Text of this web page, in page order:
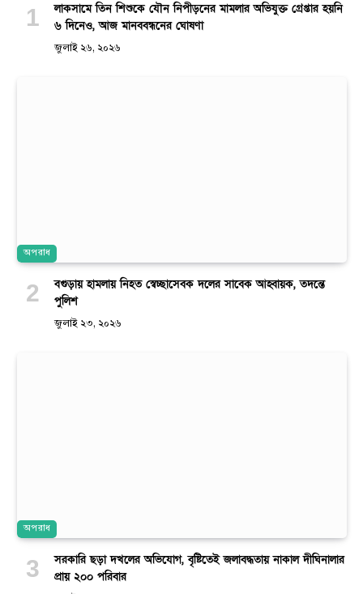
লাকসামে তিন শিশুকে যৌন নিপীড়নের মামলার অভিযুক্ত গ্রেপ্তার হয়নি
৬ দিনেও, আজ মানববন্ধনের ঘোষণা
জুলাই ২৬, ২০২৬
অপরাধ
বগুড়ায় হামলায় নিহত স্বেচ্ছাসেবক দলের সাবেক আহ্বায়ক, তদন্তে
পুলিশ
জুলাই ২৩, ২০২৬
অপরাধ
সরকারি ছড়া দখলের অভিযোগ, বৃষ্টিতেই জলাবদ্ধতায় নাকাল দীঘিনালার
প্রায় ২০০ পরিবার